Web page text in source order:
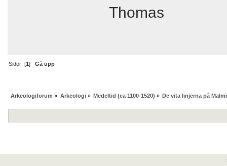
Thomas
Sidor: [1]Gå upp
Arkeologiforum » Arkeologi» Medeltid (ca 1100-1520) » De vita linjerna på